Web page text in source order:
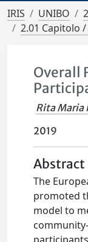
IRIS UNIBO
2.01 Capitolo
Overall
Rita Maria
2019
Abstract
The
promoted
model to